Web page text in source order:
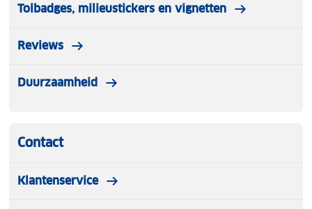
Tolbadges, milieustickers en vignetten
Reviews
Duurzaamheid
Contact
Klantenservice